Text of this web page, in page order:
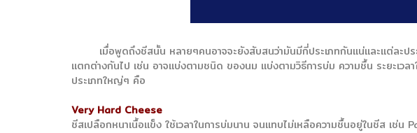
เมื่อพูดถึงชีสนั้น หลายๆคนอาจจะยังสับสนว่ามันมีกี่ประเภทกันแน่และแต่ละปร
แตกต่างกันไป เช่น อาจแบ่งตามชนิด ของนม แบ่งตามวิธีการบ่ม ความชื้น ระยะเว
ประเภทใหญ่ๆ คือ
Very Hard Cheese
ชีสเปลือกหนาเนื้อแข็ง ใช้เวลาในการบ่มนาน จนแทบไม่เหลือความชื้นอยู่ในชีส เช่